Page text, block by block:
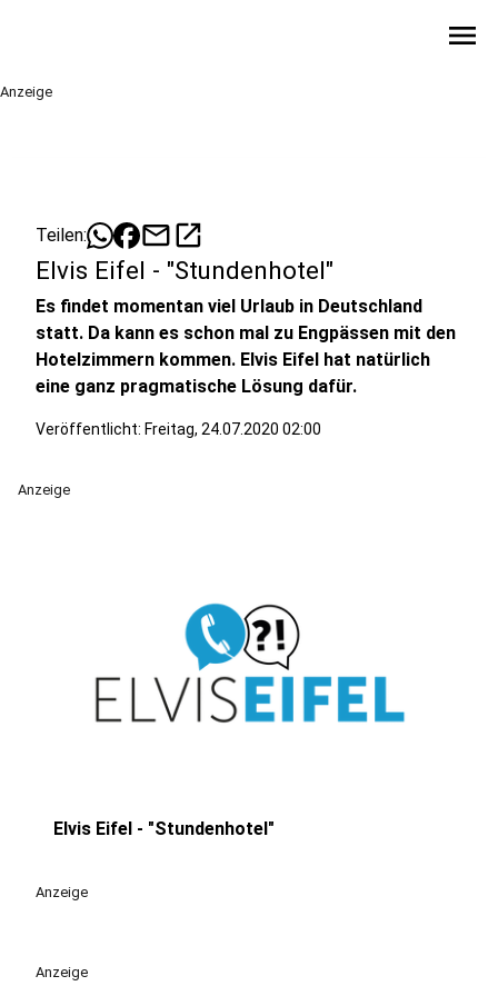
menu
Anzeige
Teilen: mailopen_in_new
Elvis Eifel - "Stundenhotel"
Es findet momentan viel Urlaub in Deutschland
statt. Da kann es schon mal zu Engpässen mit den
Hotelzimmern kommen. Elvis Eifel hat natürlich
eine ganz pragmatische Lösung dafür.
Veröffentlicht: Freitag, 24.07.2020 02:00
Anzeige
Elvis Eifel - "Stundenhotel"
Anzeige
Anzeige